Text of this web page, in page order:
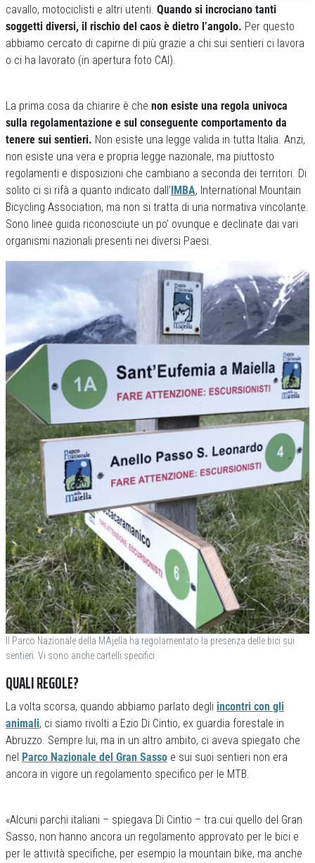
cavallo, motociclisti e altri utenti. Quando si incrociano tanti
soggetti diversi, il rischio del caos è dietro l’angolo. Per questo
abbiamo cercato di capirne di più grazie a chi sui sentieri ci lavora
o ci ha lavorato (in apertura foto CAI).
La prima cosa da chiarire è che non esiste una regola univoca
sulla regolamentazione e sul conseguente comportamento da
tenere sui sentieri. Non esiste una legge valida in tutta Italia. Anzi,
non esiste una vera e propria legge nazionale, ma piuttosto
regolamenti e disposizioni che cambiano a seconda dei territori. Di
solito ci si rifà a quanto indicato dall’IMBA, International Mountain
Bicycling Association, ma non si tratta di una normativa vincolante.
Sono linee guida riconosciute un po’ ovunque e declinate dai vari
organismi nazionali presenti nei diversi Paesi.
Il Parco Nazionale della MAjella ha regolamentato la presenza delle bici sui
sentieri. Vi sono anche cartelli specifici
QUALI REGOLE?
La volta scorsa, quando abbiamo parlato degli incontri con gli
animali, ci siamo rivolti a Ezio Di Cintio, ex guardia forestale in
Abruzzo. Sempre lui, ma in un altro ambito, ci aveva spiegato che
nel Parco Nazionale del Gran Sasso e sui suoi sentieri non era
ancora in vigore un regolamento specifico per le MTB.
«Alcuni parchi italiani – spiegava Di Cintio – tra cui quello del Gran
Sasso, non hanno ancora un regolamento approvato per le bici e
per le attività specifiche, per esempio la mountain bike, ma anche